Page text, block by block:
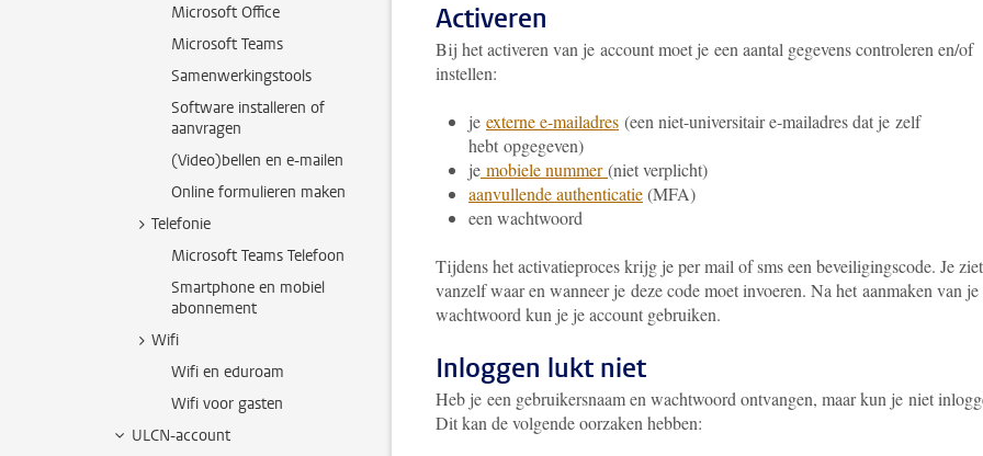
Microsoft Office
Microsoft Teams
Samenwerkingstools
Software installeren of
aanvragen
(Video)bellen en e-mailen
Online formulieren maken
Telefonie
Microsoft Teams Telefoon
Smartphone en mobiel
abonnement
Wifi
Wifi en eduroam
Wifi voor gasten
ULCN-account
Activeren
Bij het activeren van je account moet je een aantal gegevens controleren en/of
instellen:
je externe e-mailadres (een niet-universitair e-mailadres dat je zelf
hebt opgegeven)
je mobiele nummer(niet verplicht)
aanvullende authenticatie(MFA)
een wachtwoord
Tijdens het activatieproces krijg je per mail of sms een beveiligingscode. Je ziet
vanzelf waar en wanneer je deze code moet invoeren. Na het aanmaken van je
wachtwoord kun je je account gebruiken.
Inloggen lukt niet
Heb je een gebruikersnaam en wachtwoord ontvangen, maar kun je niet
Dit kan de volgende oorzaken hebben: